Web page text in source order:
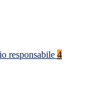
responsabile 4